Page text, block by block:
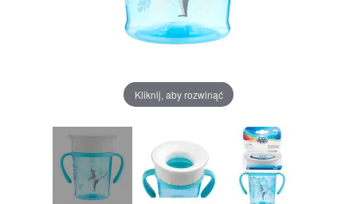
Kliknij, aby rozwinąć